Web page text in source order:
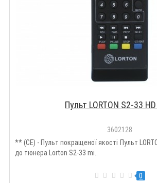
Пульт LORTON S2-33
3602128
** (CE) - Пульт покращеної якості Пульт
до тюнера Lorton S2-33 mi..
0